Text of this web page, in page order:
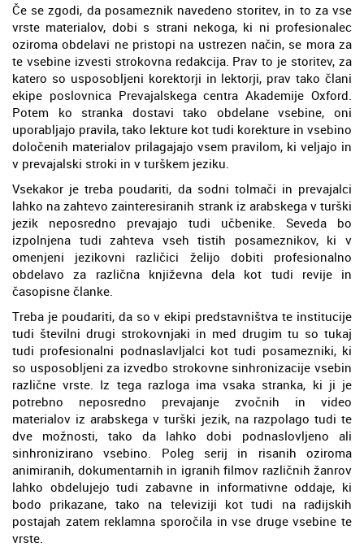
Če se zgodi, da posameznik navedeno storitev, in to za vse
vrste materialov, dobi s strani nekoga, ki ni profesionalec
oziroma obdelavi ne pristopi na ustrezen način, se mora za
te vsebine izvesti strokovna redakcija. Prav to je storitev, za
katero so usposobljeni korektorji in lektorji, prav tako člani
ekipe poslovnica Prevajalskega centra Akademije Oxford.
Potem ko stranka dostavi tako obdelane vsebine, oni
uporabljajo pravila, tako lekture kot tudi korekture in vsebino
določenih materialov prilagajajo vsem pravilom, ki veljajo in
v prevajalski stroki in v turškem jeziku.
Vsekakor je treba poudariti, da sodni tolmači in prevajalci
lahko na zahtevo zainteresiranih strank iz arabskega v turški
jezik neposredno prevajajo tudi učbenike. Seveda bo
izpolnjena tudi zahteva vseh tistih posameznikov, ki v
omenjeni jezikovni različici želijo dobiti profesionalno
obdelavo za različna književna dela kot tudi revije in
časopisne članke.
Treba je poudariti, da so v ekipi predstavništva te institucije
tudi številni drugi strokovnjaki in med drugim tu so tukaj
tudi profesionalni podnaslavljalci kot tudi posamezniki, ki
so usposobljeni za izvedbo strokovne sinhronizacije vsebin
različne vrste. Iz tega razloga ima vsaka stranka, ki ji je
potrebno neposredno prevajanje zvočnih in video
materialov iz arabskega v turški jezik, na razpolago tudi te
dve možnosti, tako da lahko dobi podnaslovljeno ali
sinhronizirano vsebino. Poleg serij in risanih oziroma
animiranih, dokumentarnih in igranih filmov različnih žanrov
lahko obdelujejo tudi zabavne in informativne oddaje, ki
bodo prikazane, tako na televiziji kot tudi na radijskih
postajah zatem reklamna sporočila in vse druge vsebine te
vrste.